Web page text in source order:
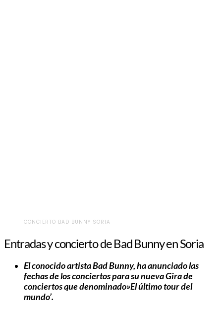
CONCIERTO BAD BUNNY SORIA
Entradas y concierto de Bad Bunny en Soria
El conocido artista Bad Bunny, ha anunciado las
fechas de los conciertos para su nueva Gira de
conciertos que denominado»El último tour del
mundo’.